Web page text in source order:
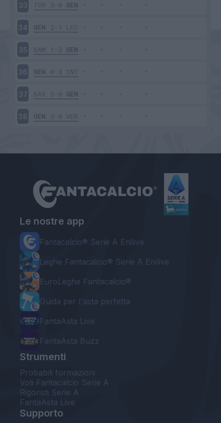
33 TOR 3-0 GEN
34 GEN 2-1 LEC
35 SAM 1-2 GEN
36 GEN 0-3 INT
37 SAS 5-0 GEN
38 GEN 3-0 VER
Le nostre app
Fantacalcio® Serie A Enilive
Leghe Fantacalcio® Serie A Enilive
EuroLeghe Fantacalcio®
Guida per l'asta perfetta
FantaAsta Live
FantaAsta Buzz
Strumenti
Probabili formazioni
Voti Fantacalcio Serie A
Rigoristi Serie A
FantaAsta Live
Supporto